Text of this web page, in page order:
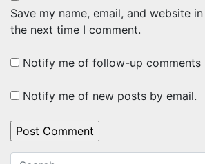
Save my name, email, and website
the next time I comment.
Notify me of follow-up comments
Notify me of new posts by email.